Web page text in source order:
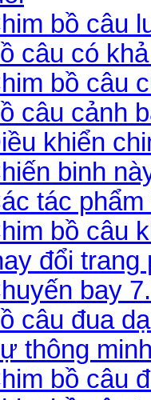
bồ câu
câu có
bồ câu
câu cảnh
khiển
binh
tác
bồ câu
đổi trang
bay
câu đua
thông
bồ câu